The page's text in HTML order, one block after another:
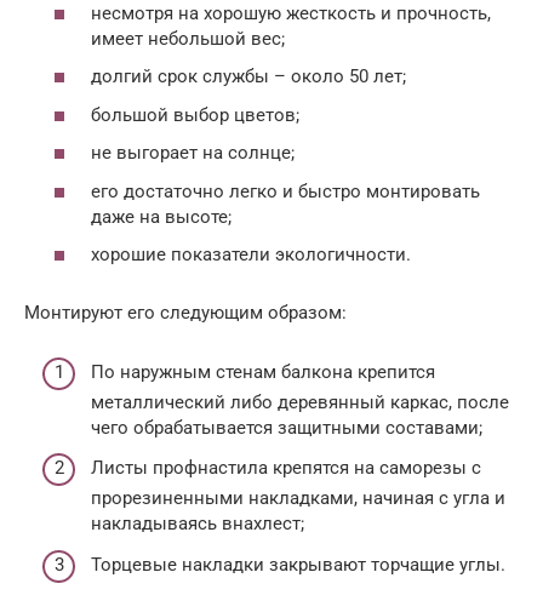
несмотря на хорошую жесткость и прочность,
имеет небольшой вес;
долгий срок службы – около 50 лет;
большой выбор цветов;
не выгорает на солнце;
его достаточно легко и быстро монтировать
даже на высоте;
хорошие показатели экологичности.
Монтируют его следующим образом:
По наружным стенам балкона крепится
металлический либо деревянный каркас, после
чего обрабатывается защитными составами;
Листы профнастила крепятся на саморезы с
прорезиненными накладками, начиная с угла и
накладываясь внахлест;
Торцевые накладки закрывают торчащие углы.